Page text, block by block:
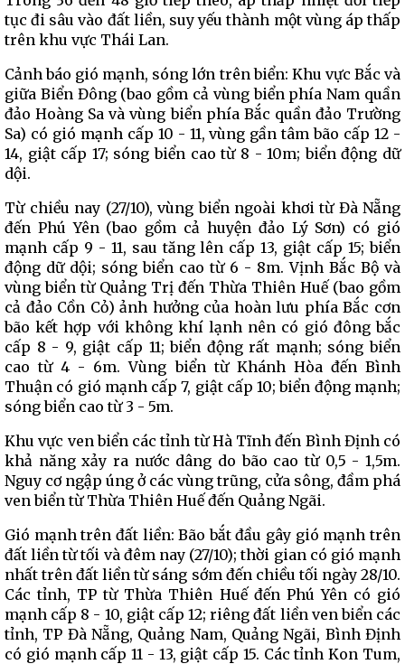
tục đi sâu vào đất liền, suy yếu thành một vùng áp thấp
trên khu vực Thái Lan.
Cảnh báo gió mạnh, sóng lớn trên biển: Khu vực Bắc và
giữa Biển Đông (bao gồm cả vùng biển phía Nam quần
đảo Hoàng Sa và vùng biển phía Bắc quần đảo Trường
Sa) có gió mạnh cấp 10 - 11, vùng gần tâm bão cấp 12 -
14, giật cấp 17; sóng biển cao từ 8 - 10m; biển động dữ
dội.
Từ chiều nay (27/10), vùng biển ngoài khơi từ Đà Nẵng
đến Phú Yên (bao gồm cả huyện đảo Lý Sơn) có gió
mạnh cấp 9 - 11, sau tăng lên cấp 13, giật cấp 15; biển
động dữ dội; sóng biển cao từ 6 - 8m. Vịnh Bắc Bộ và
vùng biển từ Quảng Trị đến Thừa Thiên Huế (bao gồm
cả đảo Cồn Cỏ) ảnh hưởng của hoàn lưu phía Bắc cơn
bão kết hợp với không khí lạnh nên có gió đông bắc
cấp 8 - 9, giật cấp 11; biển động rất mạnh; sóng biển
cao từ 4 - 6m. Vùng biển từ Khánh Hòa đến Bình
Thuận có gió mạnh cấp 7, giật cấp 10; biển động mạnh;
sóng biển cao từ 3 - 5m.
Khu vực ven biển các tỉnh từ Hà Tĩnh đến Bình Định có
khả năng xảy ra nước dâng do bão cao từ 0,5 - 1,5m.
Nguy cơ ngập úng ở các vùng trũng, cửa sông, đầm phá
ven biển từ Thừa Thiên Huế đến Quảng Ngãi.
Gió mạnh trên đất liền: Bão bắt đầu gây gió mạnh trên
đất liền từ tối và đêm nay (27/10); thời gian có gió mạnh
nhất trên đất liền từ sáng sớm đến chiều tối ngày 28/10.
Các tỉnh, TP từ Thừa Thiên Huế đến Phú Yên có gió
mạnh cấp 8 - 10, giật cấp 12; riêng đất liền ven biển các
tỉnh, TP Đà Nẵng, Quảng Nam, Quảng Ngãi, Bình Định
có gió mạnh cấp 11 - 13, giật cấp 15. Các tỉnh Kon Tum,